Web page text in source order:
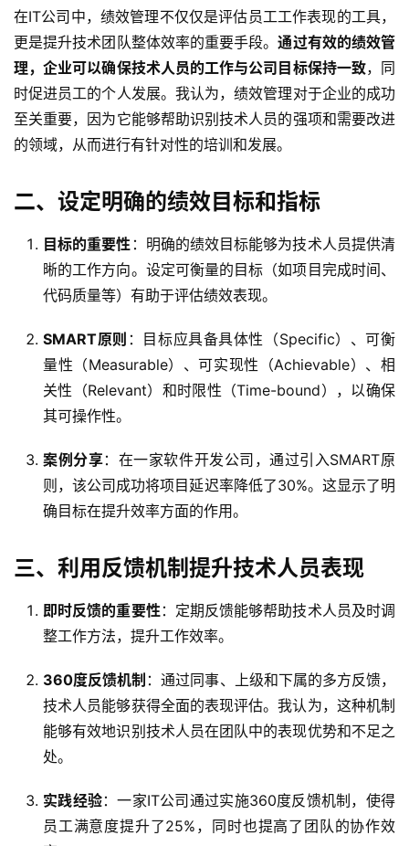
在IT公司中，绩效管理不仅仅是评估员工工作表现的工具，
更是提升技术团队整体效率的重要手段。通过有效的绩效管
理，企业可以确保技术人员的工作与公司目标保持一致，同
时促进员工的个人发展。我认为，绩效管理对于企业的成功
至关重要，因为它能够帮助识别技术人员的强项和需要改进
的领域，从而进行有针对性的培训和发展。
二、设定明确的绩效目标和指标
目标的重要性 ：明确的绩效目标能够为技术人员提供清
晰的工作方向。设定可衡量的目标（如项目完成时间、
代码质量等）有助于评估绩效表现。
SMART原则 ：目标应具备具体性（Specific）、可衡
量性（Measurable）、可实现性（Achievable）、相
关性（Relevant）和时限性（Time-bound），以确保
其可操作性。
案例分享：在一家软件开发公司，通过引入SMART原
则，该公司成功将项目延迟率降低了30%。这显示了明
确目标在提升效率方面的作用。
三、利用反馈机制提升技术人员表现
即时反馈的重要性：定期反馈能够帮助技术人员及时调
整工作方法，提升工作效率。
360度反馈机制 ：通过同事、上级和下属的多方反馈，
技术人员能够获得全面的表现评估。我认为，这种机制
能够有效地识别技术人员在团队中的表现优势和不足之
处。
实践经验：一家IT公司通过实施360度反馈机制，使得
员工满意度提升了25%，同时也提高了团队的协作效